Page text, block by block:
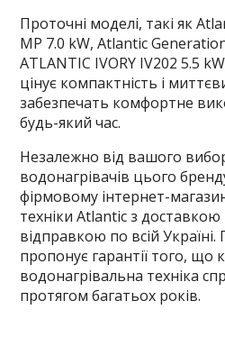
Проточні моделі, такі як
MP 7.0 kW, Atlantic
ATLANTIC IVORY IV202 5.5
цінує компактність і
забезпечать комфортне
будь-який час.
Незалежно від вашого
водонагрівачів цього
фірмовому інтернет-
техніки Atlantic з
відправкою по всій
пропонує гарантії того, що
водонагрівальна техніка
протягом багатьох років.